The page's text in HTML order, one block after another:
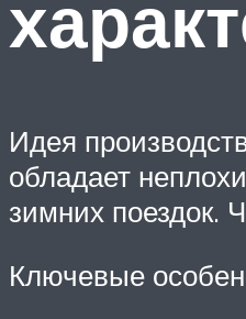
Идея
обладает
зимних поездок.
Ключевые